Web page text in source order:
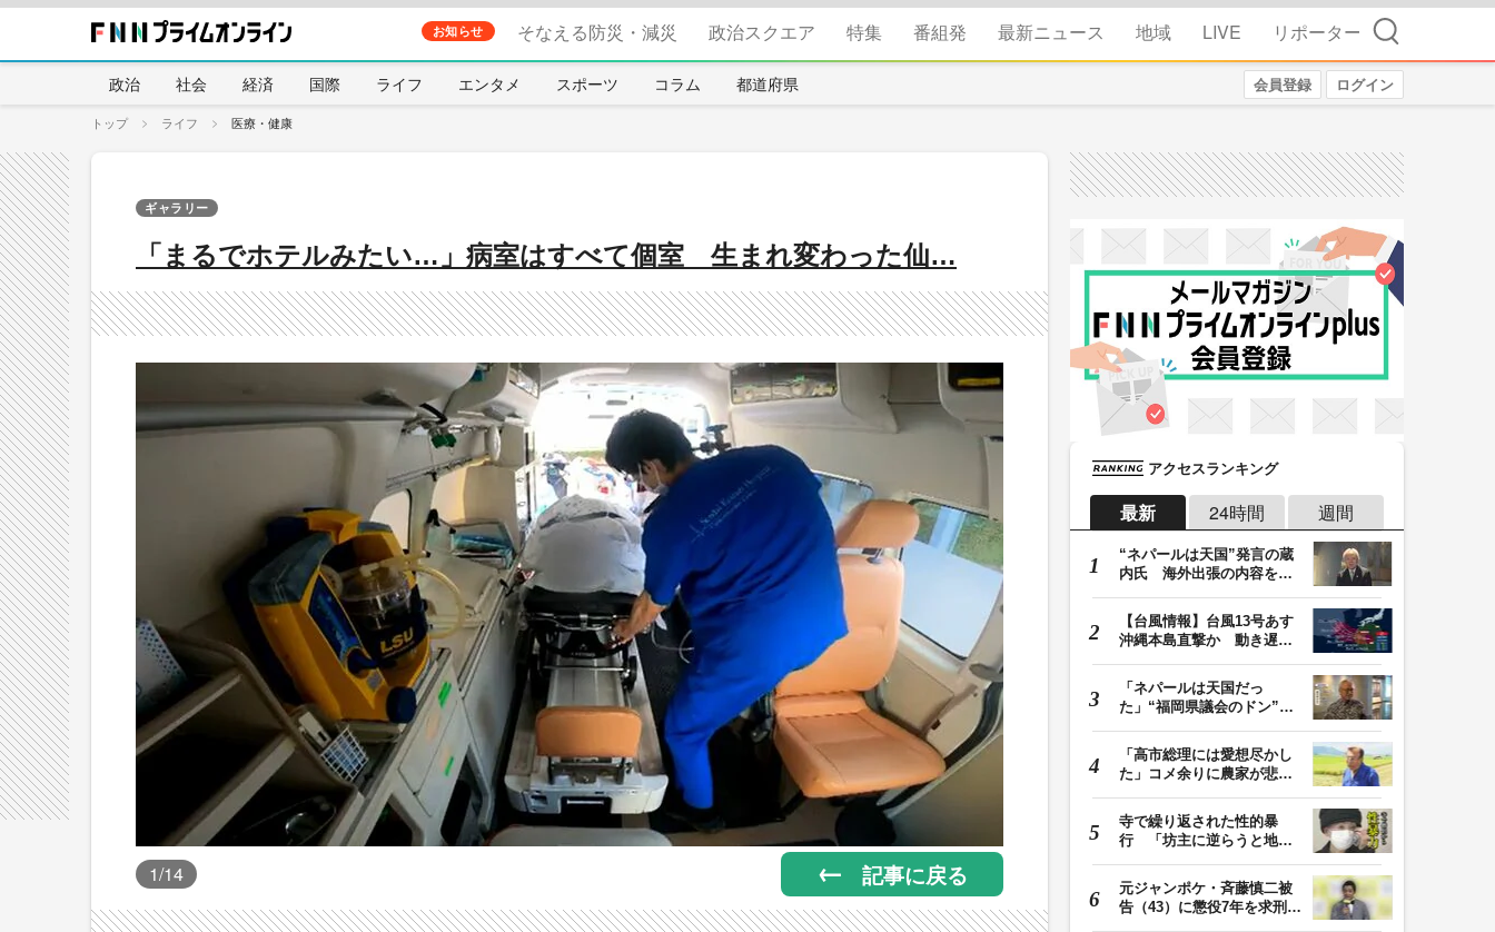
お知らせ そなえる防災・減災 政治スクエア 特集 番組発 最新ニュース 地域 LIVE リポーター 検索
政治 社会 経済 国際 ライフ エンタメ スポーツ コラム 都道府県 会員登録 ログイン
トップ ライフ 医療・健康
「まるでホテルみたい…」病室はすべて個室 生まれ変わった仙…
ギャラリー
1/14 記事に戻る
アクセスランキング
最新 24時間 週間
“ネパールは天国”発言の蔵
内氏 海外出張の内容を説
【台風情報】台風13号あす
沖縄本島直撃か 動き遅く
「ネパールは天国だっ
た」“福岡県議会のドン”蔵
「高市総理には愛想尽かし
た」コメ余りに農家が悲
寺で繰り返された性的暴
行 「坊主に逆らうと地獄
元ジャンポケ・斉藤慎二被
告（43）に懲役7年を求刑